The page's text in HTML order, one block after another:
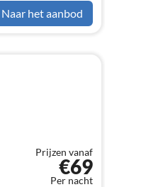
Naar het aanbod
Prijzen vanaf
€69
Per nacht